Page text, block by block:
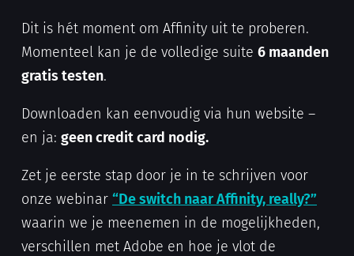
Dit is hét moment om Affinity uit te proberen.
Momenteel kan je de volledige suite 6 maanden
gratis testen.
Downloaden kan eenvoudig via hun website –
en ja: geen credit card nodig.
Zet je eerste stap door je in te schrijven voor
onze webinar “De switch naar Affinity, really?”
waarin we je meenemen in de mogelijkheden,
verschillen met Adobe en hoe je vlot de